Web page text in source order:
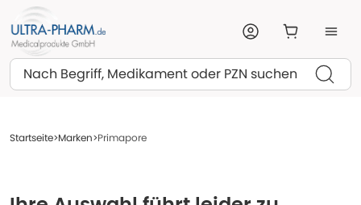
Suchen
Startseite Marken Primapore